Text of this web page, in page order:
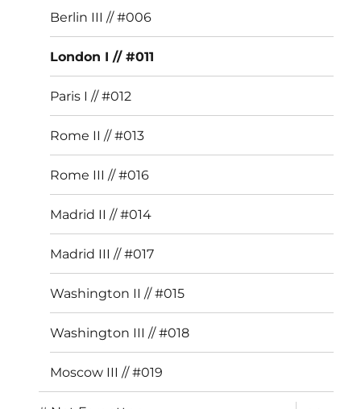
Berlin III // #006
London I // #011
Paris I // #012
Rome II // #013
Rome III // #016
Madrid II // #014
Madrid III // #017
Washington II // #015
Washington III // #018
Moscow III // #019